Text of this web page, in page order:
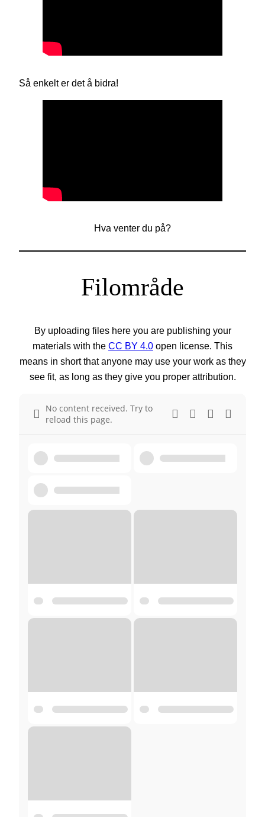
Så enkelt er det å bidra!
Hva venter du på?
Filområde
By uploading files here you are publishing your
materials with the CC BY 4.0 open license. This
means in short that anyone may use your work as they
see fit, as long as they give you proper attribution.
No content received. Try to
reload this page.